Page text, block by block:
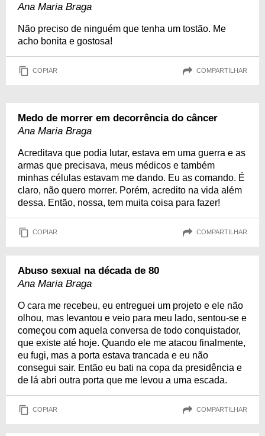
Ana Maria Braga
Não preciso de ninguém que tenha um tostão. Me
acho bonita e gostosa!
COPIAR COMPARTILHAR
Medo de morrer em decorrência do câncer
Ana Maria Braga
Acreditava que podia lutar, estava em uma guerra e as
armas que precisava, meus médicos e também
minhas células estavam me dando. Eu as comando. É
claro, não quero morrer. Porém, acredito na vida além
dessa. Então, nossa, tem muita coisa para fazer!
COPIAR COMPARTILHAR
Abuso sexual na década de 80
Ana Maria Braga
O cara me recebeu, eu entreguei um projeto e ele não
olhou, mas levantou e veio para meu lado, sentou-se e
começou com aquela conversa de todo conquistador,
que existe até hoje. Quando ele me atacou finalmente,
eu fugi, mas a porta estava trancada e eu não
consegui sair. Então eu bati na copa da presidência e
de lá abri outra porta que me levou a uma escada.
COPIAR COMPARTILHAR